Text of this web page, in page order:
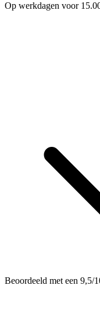
Op werkdagen voor
Beoordeeld met een 9,5/